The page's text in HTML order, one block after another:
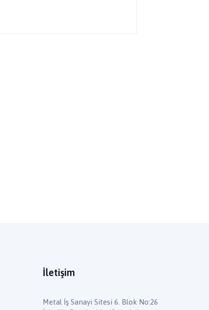
İletişim
Metal İş Sanayi Sitesi 6. Blok No:26